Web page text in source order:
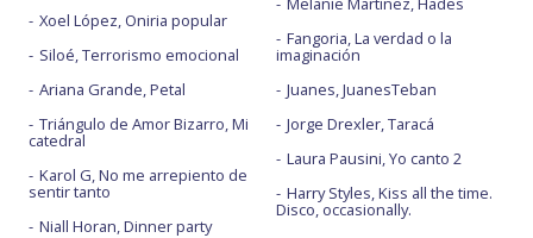
Xoel López, Oniria popular
Siloé, Terrorismo emocional
Ariana Grande, Petal
Triángulo de Amor Bizarro, Mi
catedral
Karol G, No me arrepiento de
sentir tanto
Niall Horan, Dinner party
Fangoria, La verdad o la
imaginación
Juanes, JuanesTeban
Jorge Drexler, Taracá
Laura Pausini, Yo canto 2
Harry Styles, Kiss all the time.
Disco, occasionally.